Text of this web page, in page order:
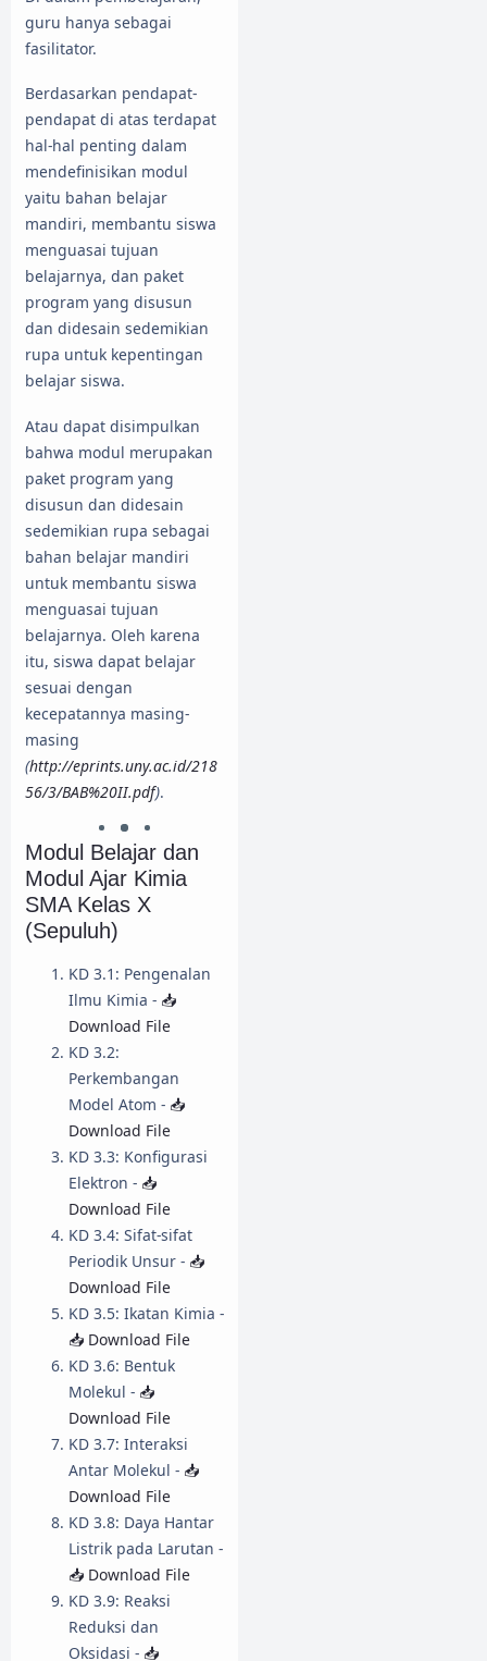
guru hanya sebagai
fasilitator.
Berdasarkan pendapat-
pendapat di atas terdapat
hal-hal penting dalam
mendefinisikan modul
yaitu bahan belajar
mandiri, membantu siswa
menguasai tujuan
belajarnya, dan paket
program yang disusun
dan didesain sedemikian
rupa untuk kepentingan
belajar siswa.
Atau dapat disimpulkan
bahwa modul merupakan
paket program yang
disusun dan didesain
sedemikian rupa sebagai
bahan belajar mandiri
untuk membantu siswa
menguasai tujuan
belajarnya. Oleh karena
itu, siswa dapat belajar
sesuai dengan
kecepatannya masing-
masing
(http://eprints.uny.ac.id/218
56/3/BAB%20II.pdf).
Modul Belajar dan
Modul Ajar Kimia
SMA Kelas X
(Sepuluh)
KD 3.1: Pengenalan
Ilmu Kimia - 📥
Download File
KD 3.2:
Perkembangan
Model Atom - 📥
Download File
KD 3.3: Konfigurasi
Elektron - 📥
Download File
KD 3.4: Sifat-sifat
Periodik Unsur - 📥
Download File
KD 3.5: Ikatan Kimia -
📥 Download File
KD 3.6: Bentuk
Molekul - 📥
Download File
KD 3.7: Interaksi
Antar Molekul - 📥
Download File
KD 3.8: Daya Hantar
Listrik pada Larutan -
📥 Download File
KD 3.9: Reaksi
Reduksi dan
Oksidasi - 📥